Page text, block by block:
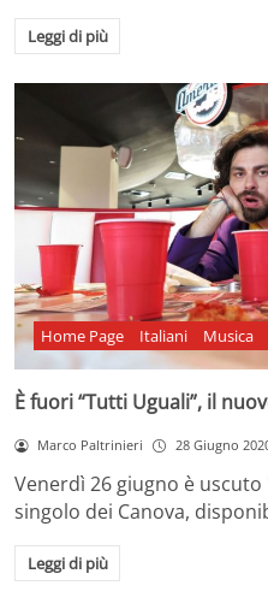
Leggi di più
Home Page Italiani Musica
È fuori “Tutti Uguali”, il
Marco Paltrinieri 28 Giugno
Venerdì 26 giugno è
singolo dei Canova,
Leggi di più